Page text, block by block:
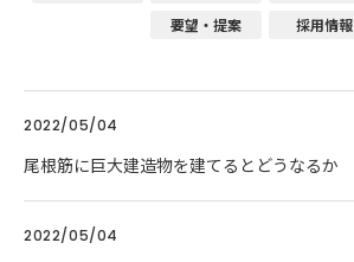
要望・提案
採用情報
2022/05/04
尾根筋に巨大建造物を建てるとどうなるか
2022/05/04